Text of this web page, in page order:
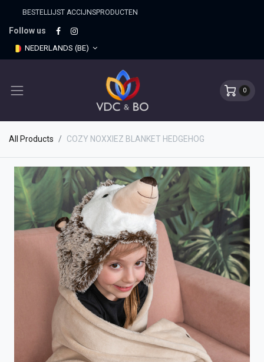
BESTELLIJST ACCIJNSPRO​DUCTEN
Follow us
NEDERLANDS (BE)
0
All Products COZY NOXXIEZ BLANKET HEDGEHOG